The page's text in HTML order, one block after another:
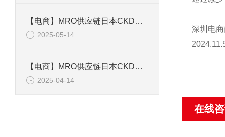
【电商】MRO供应链日本CKD喜开理 带导杆气缸 STLM-12150
2025-05-14
【电商】MRO供应链日本CKD喜开理 拉杆型气缸密封圈 SCG-50BK
2025-04-14
深圳电
在线